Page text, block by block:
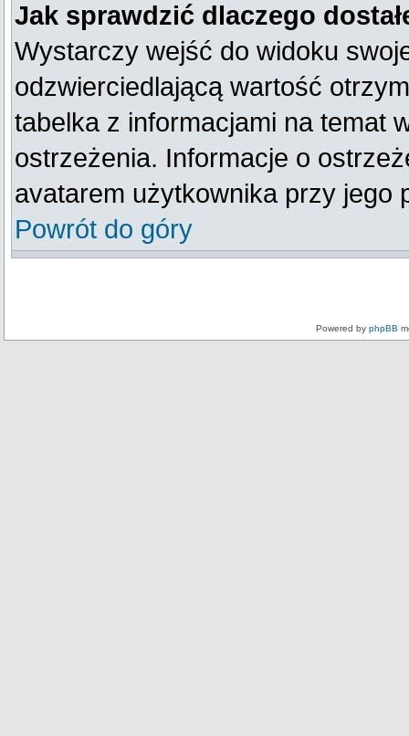
Jak sprawdzić dlaczego
Wystarczy wejść do widoku
odzwierciedlającą wartość
tabelka z informacjami na temat
ostrzeżenia. Informacje o
avatarem użytkownika przy jego
Powrót do góry
Powered by phpBB